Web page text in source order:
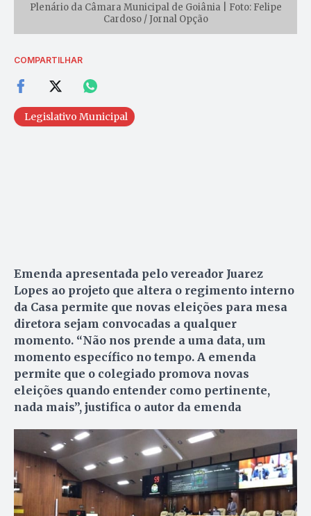
Plenário da Câmara Municipal de Goiânia | Foto: Felipe
Cardoso / Jornal Opção
COMPARTILHAR
Legislativo Municipal
Emenda apresentada pelo vereador Juarez
Lopes ao projeto que altera o regimento interno
da Casa permite que novas eleições para mesa
diretora sejam convocadas a qualquer
momento. “Não nos prende a uma data, um
momento específico no tempo. A emenda
permite que o colegiado promova novas
eleições quando entender como pertinente,
nada mais”, justifica o autor da emenda